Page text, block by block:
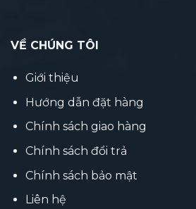
VỀ CHÚNG TÔI
Giới thiệu
Hướng dẫn đặt hàng
Chính sách giao hàng
Chính sách đổi trả
Chính sách bảo mật
Liên hệ